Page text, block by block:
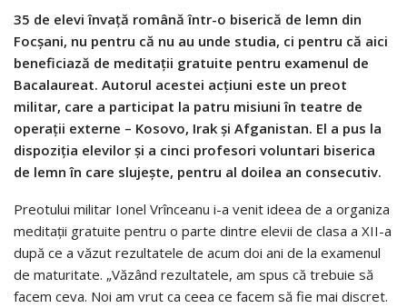
35 de elevi învaţă română într-o biserică de lemn din
Focşani, nu pentru că nu au unde studia, ci pentru că aici
beneficiază de meditaţii gratuite pentru examenul de
Bacalaureat. Autorul acestei acţiuni este un preot
militar, care a participat la patru misiuni în teatre de
operaţii externe – Kosovo, Irak şi Afganistan. El a pus la
dispoziţia elevilor şi a cinci profesori voluntari biserica
de lemn în care slujeşte, pentru al doilea an consecutiv.
Preotului militar Ionel Vrînceanu i-a venit ideea de a organiza
meditaţii gratuite pentru o parte dintre elevii de clasa a XII-a
după ce a văzut rezultatele de acum doi ani de la examenul
de maturitate. „Văzând rezultatele, am spus că trebuie să
facem ceva. Noi am vrut ca ceea ce facem să fie mai discret.